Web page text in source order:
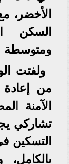
الأخضر،
السكن
ومتوسطة
ولفتت
من إعادة
الآمنة
تشاركي
التسكين